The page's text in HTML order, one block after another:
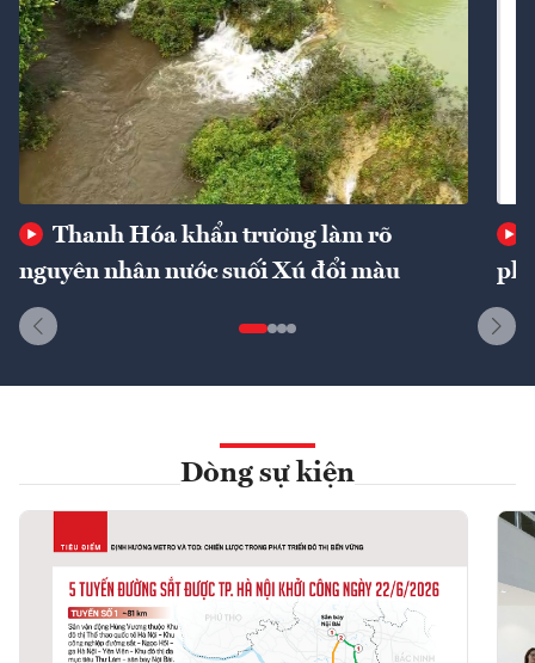
Thanh Hóa khẩn trương làm rõ
nguyên nhân nước suối Xú đổi màu
phí
Dòng sự kiện